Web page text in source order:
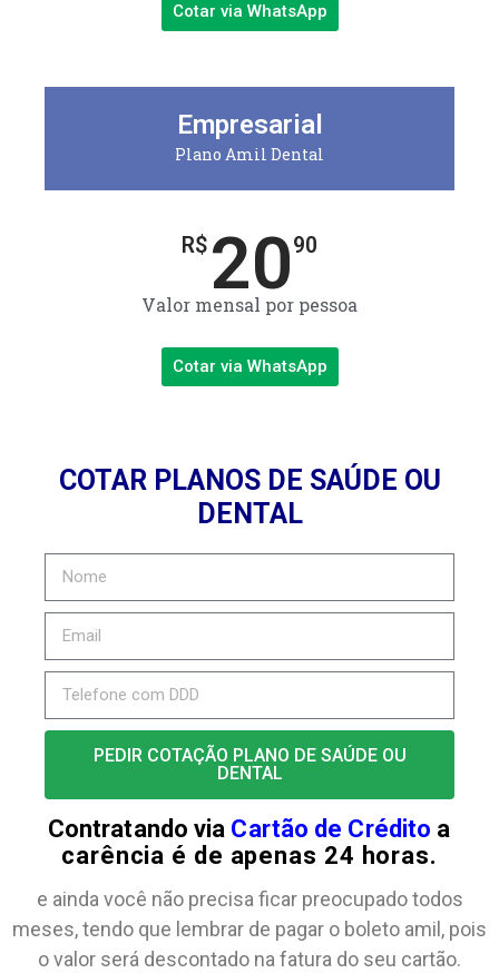
Cotar via WhatsApp
Empresarial
Plano Amil Dental
R$ 2090
Valor mensal por pessoa
Cotar via WhatsApp
COTAR PLANOS DE SAÚDE OU
DENTAL
PEDIR COTAÇÃO PLANO DE SAÚDE OU
DENTAL
Contratando via Cartão de Crédito a
carência é de apenas 24 horas.
e ainda você não precisa ficar preocupado todos
meses, tendo que lembrar de pagar o boleto amil, pois
o valor será descontado na fatura do seu cartão.